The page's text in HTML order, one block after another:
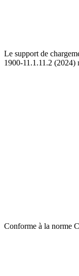
Le support de
1900-11.1.11.2 (2024)
Conforme à la norme